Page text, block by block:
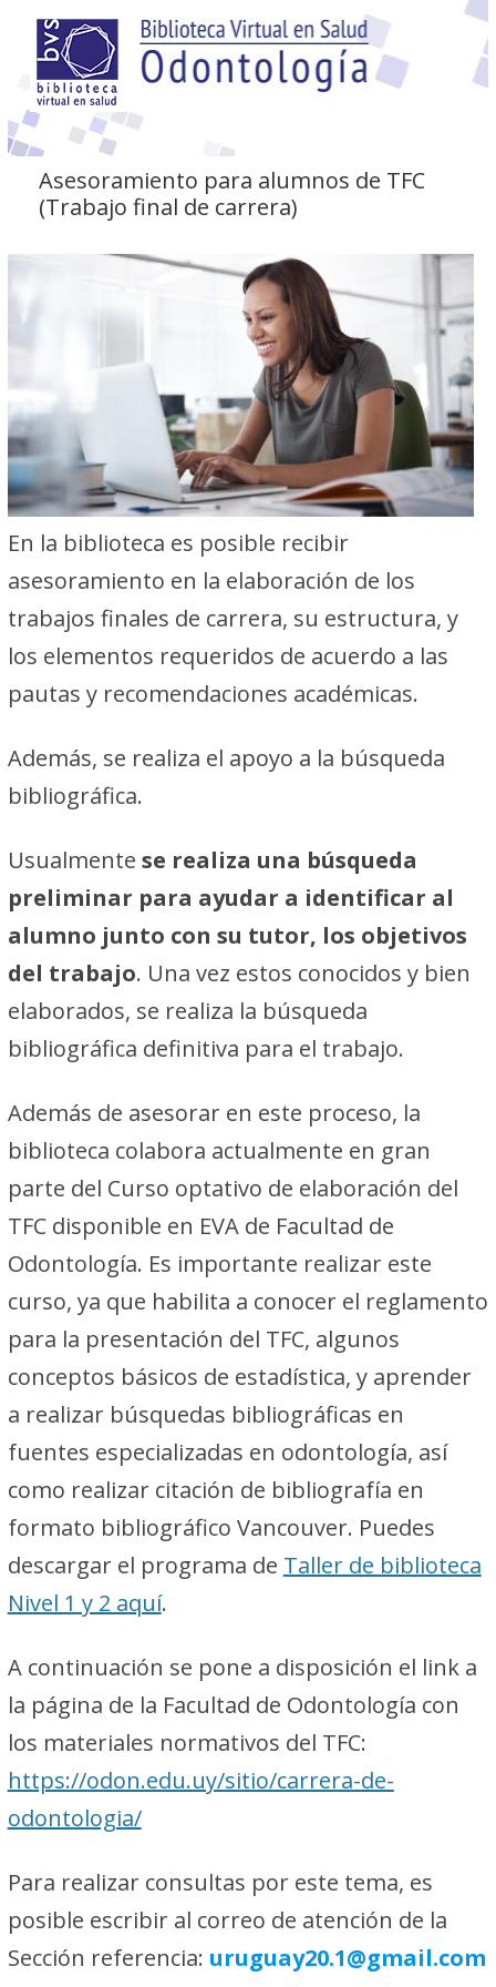
Asesoramiento para alumnos de TFC
(Trabajo final de carrera)
En la biblioteca es posible recibir
asesoramiento en la elaboración de los
trabajos finales de carrera, su estructura, y
los elementos requeridos de acuerdo a las
pautas y recomendaciones académicas.
Además, se realiza el apoyo a la búsqueda
bibliográfica.
Usualmente se realiza una búsqueda
preliminar para ayudar a identificar al
alumno junto con su tutor, los objetivos
del trabajo. Una vez estos conocidos y bien
elaborados, se realiza la búsqueda
bibliográfica definitiva para el trabajo.
Además de asesorar en este proceso, la
biblioteca colabora actualmente en gran
parte del Curso optativo de elaboración del
TFC disponible en EVA de Facultad de
Odontología. Es importante realizar este
curso, ya que habilita a conocer el reglamento
para la presentación del TFC, algunos
conceptos básicos de estadística, y aprender
a realizar búsquedas bibliográficas en
fuentes especializadas en odontología, así
como realizar citación de bibliografía en
formato bibliográfico Vancouver. Puedes
descargar el programa de Taller de biblioteca
Nivel 1 y 2 aquí.
A continuación se pone a disposición el link a
la página de la Facultad de Odontología con
los materiales normativos del TFC:
https://odon.edu.uy/sitio/carrera-de-
odontologia/
Para realizar consultas por este tema, es
posible escribir al correo de atención de la
Sección referencia: uruguay20.1@gmail.com